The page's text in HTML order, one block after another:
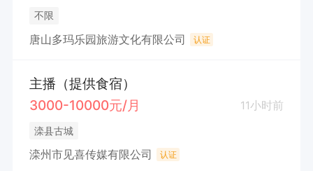
不限
唐山多玛乐园旅游文化有限公司 认证
主播（提供食宿）
3000-10000元/月
11小时前
滦县古城
滦州市见喜传媒有限公司 认证